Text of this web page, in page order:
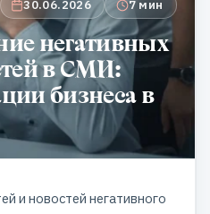
30.06.2026 7 мин
негативных
в СМИ:
бизнеса в
и новостей негативного